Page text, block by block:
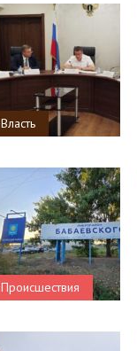
Власть
Происшествия